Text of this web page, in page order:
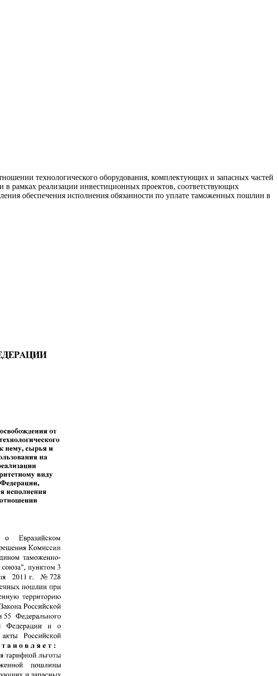
технологического оборудования, комплектующих и запасных частей
рамках реализации инвестиционных проектов, соответствующих
обеспечения исполнения обязанности по уплате таможенных пошлин в